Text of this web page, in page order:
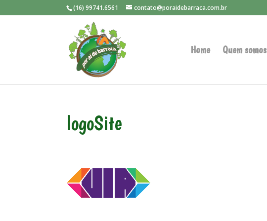
(16) 99741.6561 contato@poraidebarraca.com.br
Home Quem somos
logoSite